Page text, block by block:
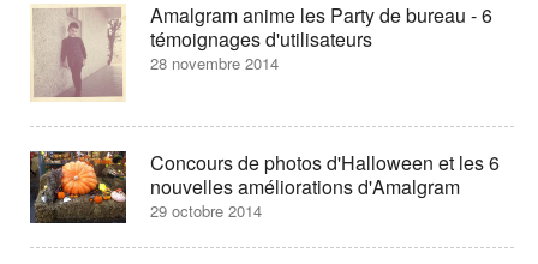
Amalgram anime les Party de bureau - 6
témoignages d'utilisateurs
28 novembre 2014
Concours de photos d'Halloween et les 6
nouvelles améliorations d'Amalgram
29 octobre 2014